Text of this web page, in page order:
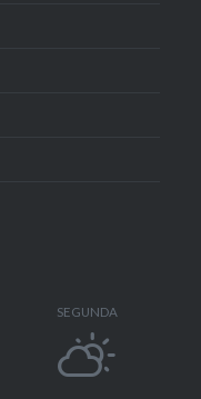
SEGUNDA